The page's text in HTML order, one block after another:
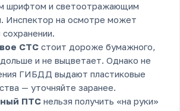
шрифтом и светоотражающим
Инспектор на осмотре может
СТС стоит дороже бумажного,
и не выцветает. Однако не
ГИБДД выдают пластиковые
— уточняйте заранее.
ПТС нельзя получить «на руки»